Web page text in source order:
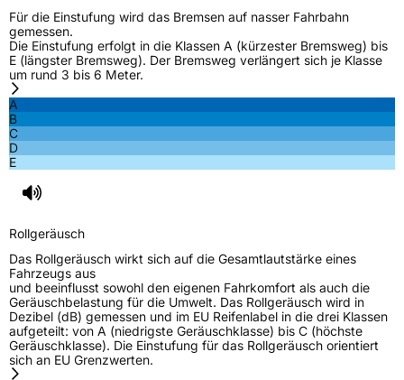
Für die Einstufung wird das Bremsen auf nasser Fahrbahn
gemessen.
Die Einstufung erfolgt in die Klassen A (kürzester Bremsweg) bis
E (längster Bremsweg). Der Bremsweg verlängert sich je Klasse
um rund 3 bis 6 Meter.
A
B
C
D
E
Rollgeräusch
Das Rollgeräusch wirkt sich auf die Gesamtlautstärke eines
Fahrzeugs aus
und beeinflusst sowohl den eigenen Fahrkomfort als auch die
Geräuschbelastung für die Umwelt. Das Rollgeräusch wird in
Dezibel (dB) gemessen und im EU Reifenlabel in die drei Klassen
aufgeteilt: von A (niedrigste Geräuschklasse) bis C (höchste
Geräuschklasse). Die Einstufung für das Rollgeräusch orientiert
sich an EU Grenzwerten.